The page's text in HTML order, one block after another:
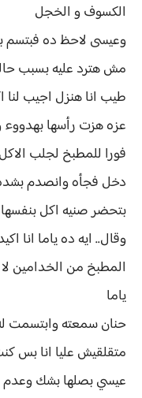
الكسوف و الخجل
وعيسى لاحظ ده فبتسم
مش هترد عليه بسبب
طيب انا هنزل اجيب لنا
عزه هزت رأسها
فورا للمطبخ لجلب
دخل فجأه وانصدم
بتحضر صنيه اكل
وقال.. ايه ده ياما انا
المطبخ من الخدامين
ياما
حنان سمعته وابتسمت
متقلقيش عليا انا بس
عيسي بصلها بشك وعدم